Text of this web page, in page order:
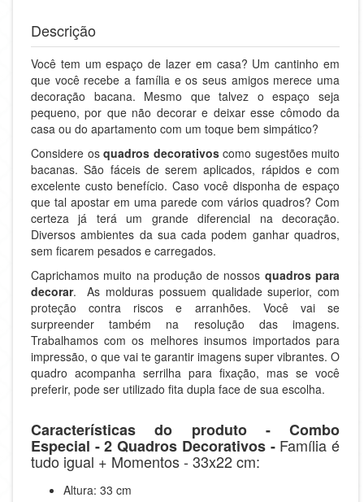
Descrição
Você tem um espaço de lazer em casa? Um cantinho em
que você recebe a família e os seus amigos merece uma
decoração bacana. Mesmo que talvez o espaço seja
pequeno, por que não decorar e deixar esse cômodo da
casa ou do apartamento com um toque bem simpático?
Considere os quadros decorativos como sugestões muito
bacanas. São fáceis de serem aplicados, rápidos e com
excelente custo benefício. Caso você disponha de espaço
que tal apostar em uma parede com vários quadros? Com
certeza já terá um grande diferencial na decoração.
Diversos ambientes da sua cada podem ganhar quadros,
sem ficarem pesados e carregados.
Caprichamos muito na produção de nossos quadros para
decorar. As molduras possuem qualidade superior, com
proteção contra riscos e arranhões. Você vai se
surpreender também na resolução das imagens.
Trabalhamos com os melhores insumos importados para
impressão, o que vai te garantir imagens super vibrantes. O
quadro acompanha serrilha para fixação, mas se você
preferir, pode ser utilizado fita dupla face de sua escolha.
Características do produto - Combo
Especial - 2 Quadros Decorativos - Família é
tudo igual + Momentos - 33x22 cm:
Altura: 33 cm